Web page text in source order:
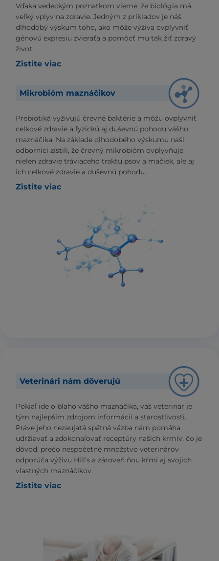
Vďaka vedeckým poznatkom vieme, že biológia má
veľký vplyv na zdravie. Jedným z príkladov je náš
dlhodobý výskum toho, ako môže výživa ovplyvniť
génovú expresiu zvieraťa a pomôcť mu tak žiť zdravý
život.
Zistite viac
Mikrobióm maznáčikov
Prebiotiká vyživujú črevné baktérie a môžu ovplyvniť
celkové zdravie a fyzickú aj duševnú pohodu vášho
maznáčika. Na základe dlhodobého výskumu naši
odborníci zistili, že črevný mikrobióm ovplyvňuje
nielen zdravie tráviaceho traktu psov a mačiek, ale aj
ich celkové zdravie a duševnú pohodu.
Zistite viac
Veterinári nám dôverujú
Pokiaľ ide o blaho vášho maznáčika, váš veterinár je
tým najlepším zdrojom informácií a starostlivosti.
Práve jeho nezaujatá spätná väzba nám pomáha
udržiavať a zdokonaľovať receptúry našich krmív, čo je
dôvod, prečo nespočetné množstvo veterinárov
odporúča výživu Hill’s a zároveň ňou kŕmi aj svojich
vlastných maznáčikov.
Zistite viac